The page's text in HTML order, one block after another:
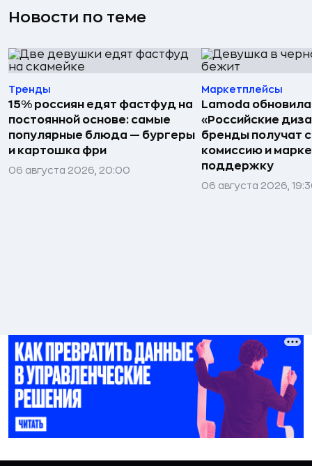
Новости по теме
Тренды
15% россиян едят фастфуд на
постоянной основе: самые
популярные блюда — бургеры
и картошка фри
06 августа 2026, 20:00
Маркетплейсы
Lamoda
«Российские
бренды получат
комиссию и
поддержку
06 августа 2026,